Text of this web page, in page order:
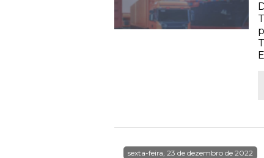
sexta-feira, 23 de dezembro de 2022